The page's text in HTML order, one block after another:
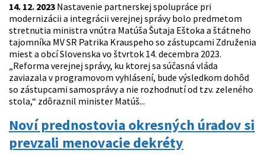
14. 12. 2023 Nastavenie partnerskej spolupráce pri
modernizácii a integrácii verejnej správy bolo predmetom
stretnutia ministra vnútra Matúša Šutaja Eštoka a štátneho
tajomníka MV SR Patrika Krauspeho so zástupcami Združenia
miest a obcí Slovenska vo štvrtok 14. decembra 2023.
„Reforma verejnej správy, ku ktorej sa súčasná vláda
zaviazala v programovom vyhlásení, bude výsledkom dohôd
so zástupcami samosprávy a nie rozhodnutí od tzv. zeleného
stola,“ zdôraznil minister Matúš...
Noví prednostovia okresných úradov si
prevzali menovacie dekréty